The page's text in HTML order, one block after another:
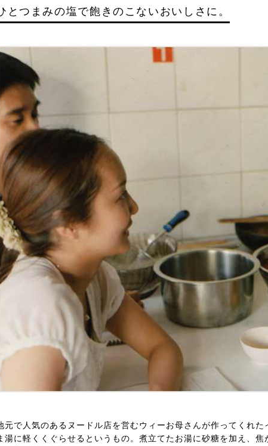
とつまみの塩で飽きのこないおいしさに。
元で人気のあるヌードル店を営むウィーお母さんが作ってくれ
湯に軽くくぐらせるというもの。煮立てたお湯に砂糖を加え、